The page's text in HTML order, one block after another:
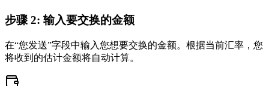
步骤 2: 输入要交换的金额
在“您发送”字段中输入您想要交换的金额。根据当前汇率，您
将收到的估计金额将自动计算。